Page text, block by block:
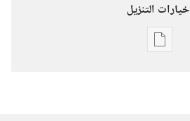
خيارات التنزيل
خيارات